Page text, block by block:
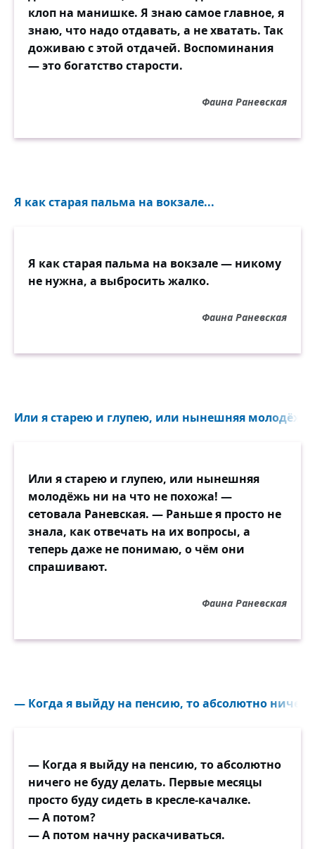
клоп на манишке. Я знаю самое главное, я
знаю, что надо отдавать, а не хватать. Так
доживаю с этой отдачей. Воспоминания
— это богатство старости.
Фаина Раневская
Я как старая пальма на вокзале...
Я как старая пальма на вокзале — никому
не нужна, а выбросить жалко.
Фаина Раневская
Или я старею и глупею, или нынешняя молодёжь
Или я старею и глупею, или нынешняя
молодёжь ни на что не похожа! —
сетовала Раневская. — Раньше я просто не
знала, как отвечать на их вопросы, а
теперь даже не понимаю, о чём они
спрашивают.
Фаина Раневская
— Когда я выйду на пенсию, то абсолютно ничего
— Когда я выйду на пенсию, то абсолютно
ничего не буду делать. Первые месяцы
просто буду сидеть в кресле-качалке.
— А потом?
— А потом начну раскачиваться.